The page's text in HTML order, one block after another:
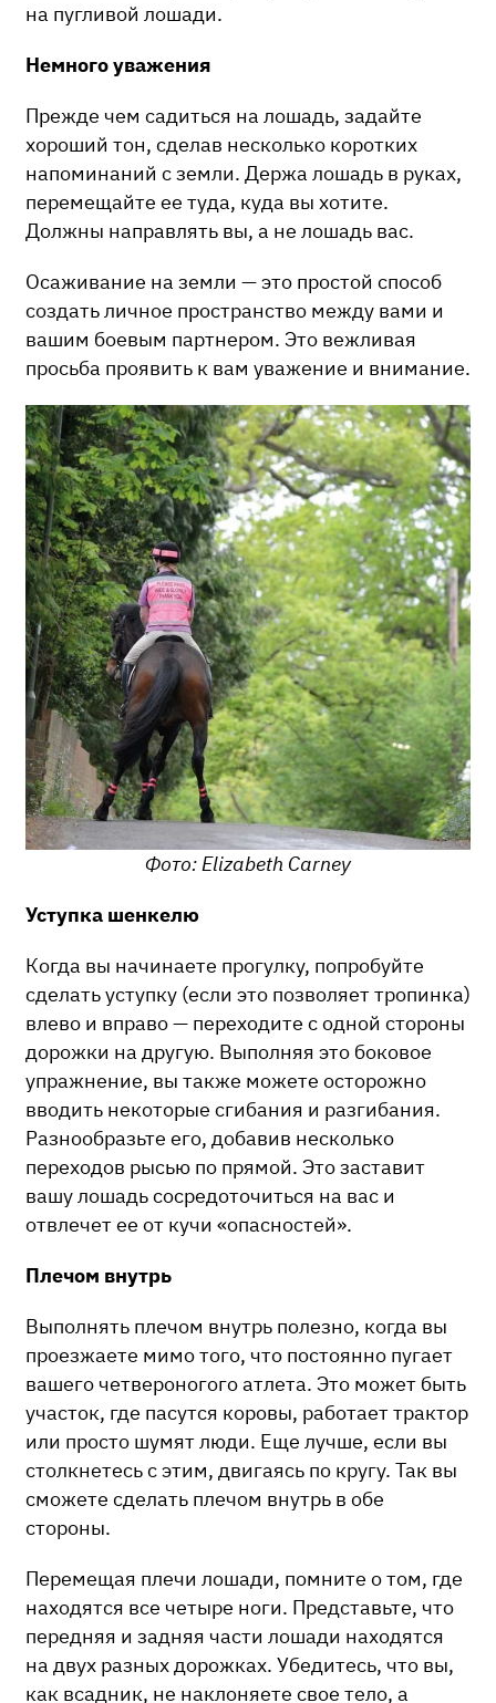
на пугливой лошади.
Немного уважения
Прежде чем садиться на лошадь, задайте
хороший тон, сделав несколько коротких
напоминаний с земли. Держа лошадь в руках,
перемещайте ее туда, куда вы хотите.
Должны направлять вы, а не лошадь вас.
Осаживание на земли — это простой способ
создать личное пространство между вами и
вашим боевым партнером. Это вежливая
просьба проявить к вам уважение и внимание.
Фото: Elizabeth Carney
Уступка шенкелю
Когда вы начинаете прогулку, попробуйте
сделать уступку (если это позволяет тропинка)
влево и вправо — переходите с одной стороны
дорожки на другую. Выполняя это боковое
упражнение, вы также можете осторожно
вводить некоторые сгибания и разгибания.
Разнообразьте его, добавив несколько
переходов рысью по прямой. Это заставит
вашу лошадь сосредоточиться на вас и
отвлечет ее от кучи «опасностей».
Плечом внутрь
Выполнять плечом внутрь полезно, когда вы
проезжаете мимо того, что постоянно пугает
вашего четвероногого атлета. Это может быть
участок, где пасутся коровы, работает трактор
или просто шумят люди. Еще лучше, если вы
столкнетесь с этим, двигаясь по кругу. Так вы
сможете сделать плечом внутрь в обе
стороны.
Перемещая плечи лошади, помните о том, где
находятся все четыре ноги. Представьте, что
передняя и задняя части лошади находятся
на двух разных дорожках. Убедитесь, что вы,
как всадник, не наклоняете свое тело, а